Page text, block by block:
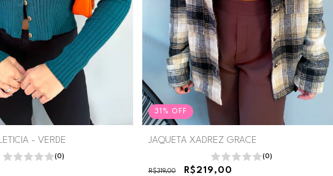
- VERDE
(0)
31 % OFF
JAQUETA XADREZ GRACE
(0)
R$319,00 R$219,00